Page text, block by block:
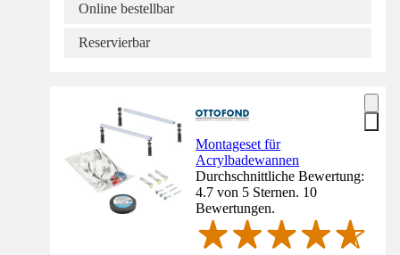
Online bestellbar
Reservierbar
Montageset für
Acrylbadewannen
Durchschnittliche Bewertung:
4.7 von 5 Sternen. 10
Bewertungen.